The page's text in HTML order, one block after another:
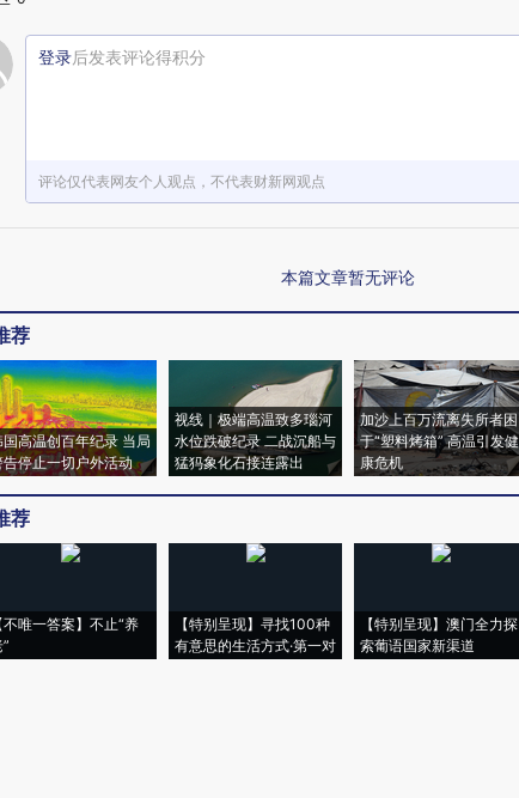
登录后发表评论得积分
评论仅代表网友个人观点，不代表财新网观点
本篇文章暂无评论
荐
国高温创百年纪录 当局
告停止一切户外活动
视线｜极端高温致多瑙河
水位跌破纪录 二战沉船与
猛犸象化石接连露出
加沙上百万流离失所者困
于“塑料烤箱” 高温引发健
康危机
荐
不唯一答案】不止“养
【特别呈现】寻找100种
有意思的生活方式·第一对
【特别呈现】澳门全力探
索葡语国家新渠道